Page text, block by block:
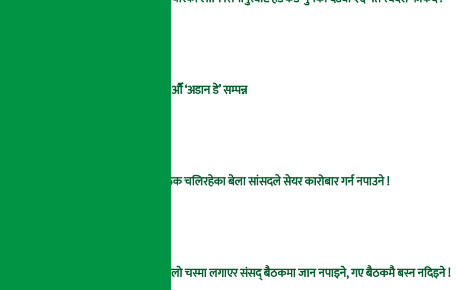
२१औँ ‘अडान डे’ सम्पन्न
बैठक चलिरहेका बेला सांसदले सेयर कारोबार गर्न नपाउने !
कालो चस्मा लगाएर संसद् बैठकमा जान नपाइने, गए बैठकमै बस्न नदिइने !